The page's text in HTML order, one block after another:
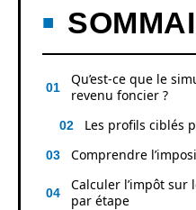
Qu’est-ce que le
revenu foncier ?
Les profils ciblés
Comprendre
Calculer l’impôt sur
par étape